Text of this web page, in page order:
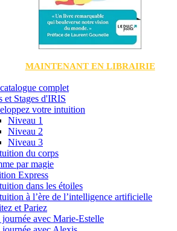
MAINTENANT EN LIBRAIRIE
complet
et Stages d'IRIS
votre intuition
Niveau 1
Niveau 2
Niveau 3
du corps
par magie
Express
dans les étoiles
à l’ère de l’intelligence artificielle
et Pariez
avec Marie-Estelle